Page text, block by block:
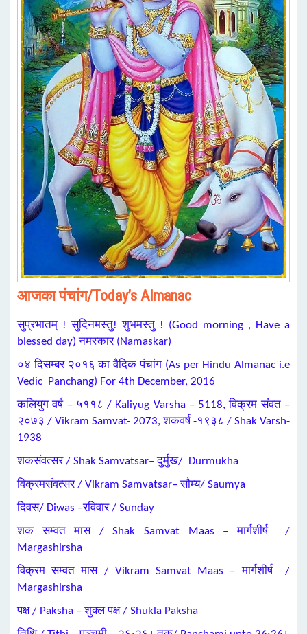
आजका पंचांग/Today’s Almanac
सुप्रभातम् ! सुदिनमस्तु! शुभमस्तु ! (Good morning , Have a
blessed day) नमस्कार (Namaskar)
०४ दिसम्बर २०१६ का वैदिक पंचांग (As per Hindu Almanac i.e
Vedic Panchang) For 4th December, 2016
कलियुग वर्ष – ५११८ / Kaliyug Varsha – 5118, विक्रम संवत –
२०७३ / Vikram Samvat- 2073, शकवर्ष -१९३८ / Shak Varsh-
1938
शकसंवत्सर / Shak Samvatsar– दुर्मुख/ Durmukha
विक्रमसंवत्सर / Vikram Samvatsar– सौम्य/ Saumya
दिवस/ Diwas –रविवार / Sunday
शक सम्वत मास / Shak Samvat Maas – मार्गशीर्ष /
Margashirsha
विक्रम सम्वत मास / Vikram Samvat Maas – मार्गशीर्ष /
Margashirsha
पक्ष / Paksha – शुक्ल पक्ष / Shukla Paksha